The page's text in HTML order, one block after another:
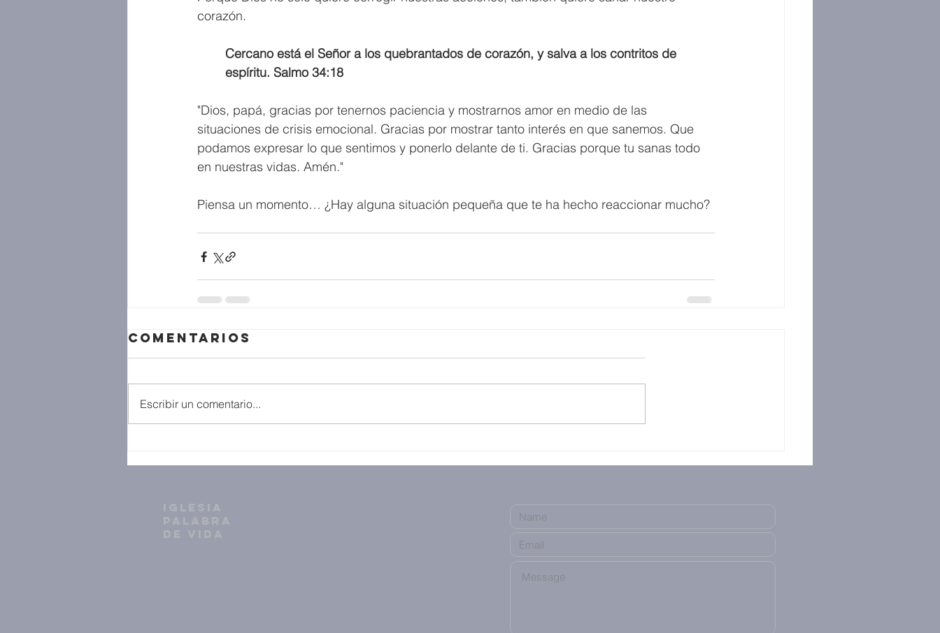
corazón.
Cercano está el Señor a los quebrantados de corazón, y salva a los contritos de
espíritu. Salmo 34:18
"Dios, papá, gracias por tenernos paciencia y mostrarnos amor en medio de las
situaciones de crisis emocional. Gracias por mostrar tanto interés en que sanemos. Que
podamos expresar lo que sentimos y ponerlo delante de ti. Gracias porque tu sanas todo
en nuestras vidas. Amén."
Piensa un momento… ¿Hay alguna situación pequeña que te ha hecho reaccionar mucho?
Comentarios
Escribir un comentario...